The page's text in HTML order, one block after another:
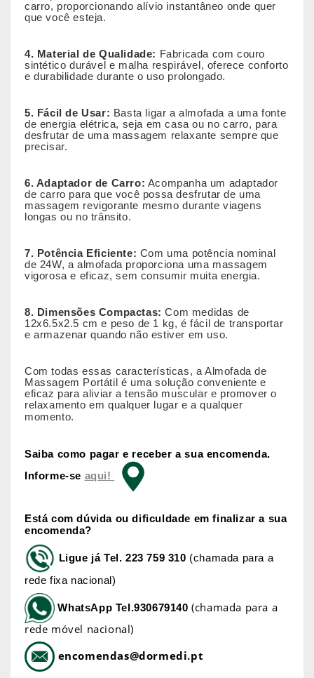
carro, proporcionando alívio instantâneo onde quer
que você esteja.
4. Material de Qualidade: Fabricada com couro
sintético durável e malha respirável, oferece conforto
e durabilidade durante o uso prolongado.
5. Fácil de Usar: Basta ligar a almofada a uma fonte
de energia elétrica, seja em casa ou no carro, para
desfrutar de uma massagem relaxante sempre que
precisar.
6. Adaptador de Carro: Acompanha um adaptador
de carro para que você possa desfrutar de uma
massagem revigorante mesmo durante viagens
longas ou no trânsito.
7. Potência Eficiente: Com uma potência nominal
de 24W, a almofada proporciona uma massagem
vigorosa e eficaz, sem consumir muita energia.
8. Dimensões Compactas: Com medidas de
12x6.5x2.5 cm e peso de 1 kg, é fácil de transportar
e armazenar quando não estiver em uso.
Com todas essas características, a Almofada de
Massagem Portátil é uma solução conveniente e
eficaz para aliviar a tensão muscular e promover o
relaxamento em qualquer lugar e a qualquer
momento.
Saiba como pagar e receber a sua encomenda.
Informe-se aqui!
Está com dúvida ou dificuldade em finalizar a sua
encomenda?
Ligue já Tel. 223 759 310 (chamada para a
rede fixa nacional)
WhatsApp Tel.930679140 (chamada para a
rede móvel nacional)
encomendas@dormedi.pt